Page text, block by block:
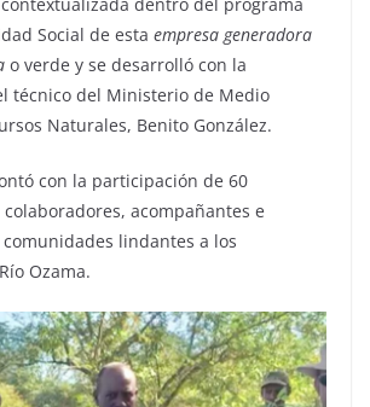
Social de esta empresa generadora
o verde y se desarrolló con la
técnico del Ministerio de Medio
Naturales, Benito González.
con la participación de 60
acompañantes e
lindantes a los
Ozama.